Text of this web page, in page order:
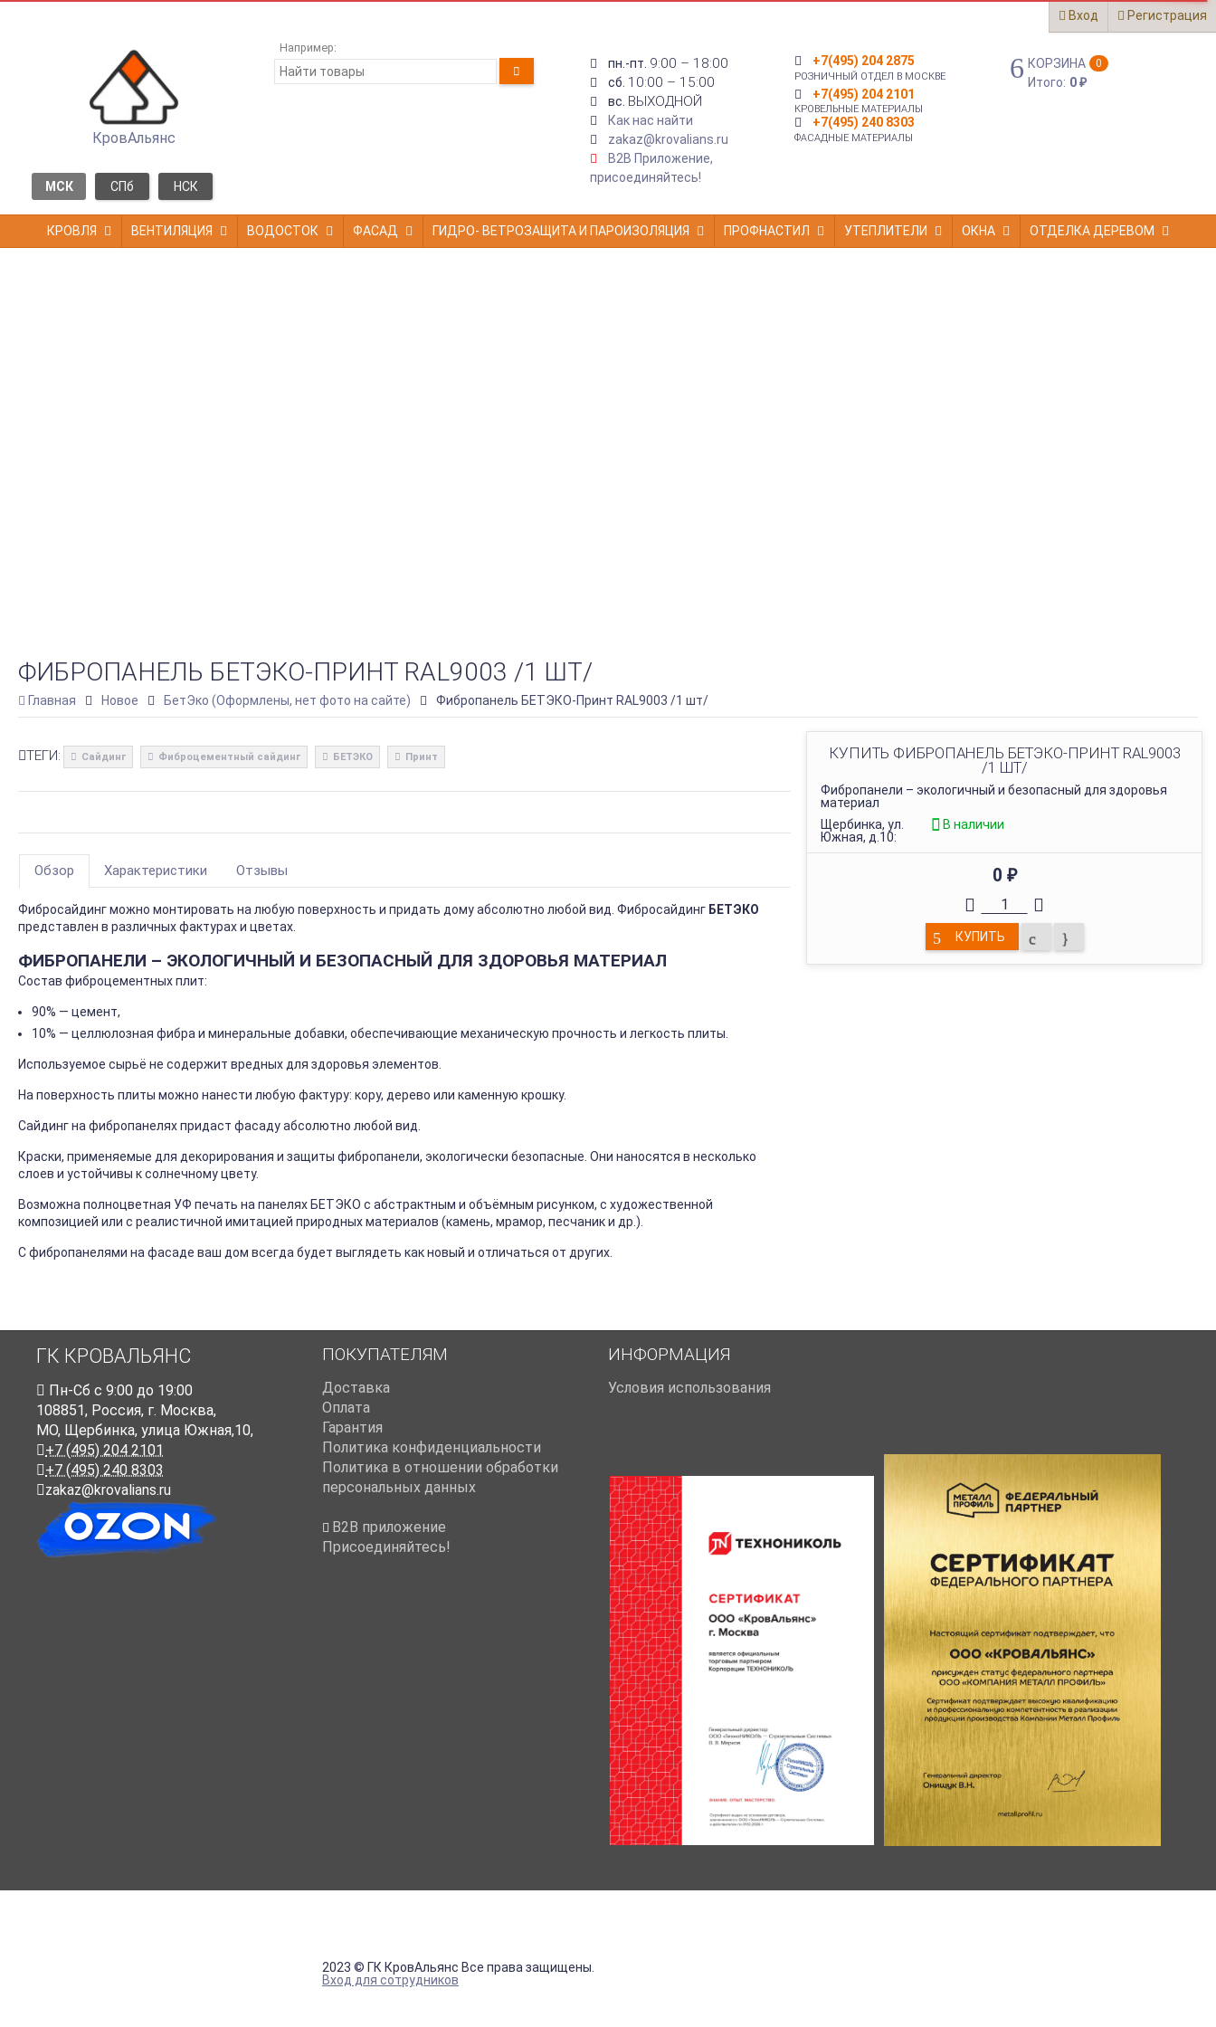
Вход Регистрация
КровАльянс
МСК СПб НСК
Например:
пн.-пт. 9:00 – 18:00
сб. 10:00 – 15:00
вс. ВЫХОДНОЙ
Как нас найти
zakaz@krovalians.ru
B2B Приложение,
присоединяйтесь!
+7(495) 204 2875
РОЗНИЧНЫЙ ОТДЕЛ В МОСКВЕ
+7(495) 204 2101
КРОВЕЛЬНЫЕ МАТЕРИАЛЫ
+7(495) 240 8303
ФАСАДНЫЕ МАТЕРИАЛЫ
КОРЗИНА 0
Итого: 0₽
КРОВЛЯ ВЕНТИЛЯЦИЯ ВОДОСТОК ФАСАД ГИДРО- ВЕТРОЗАЩИТА И ПАРОИЗОЛЯЦИЯ ПРОФНАСТИЛ УТЕПЛИТЕЛИ ОКНА ОТДЕЛКА ДЕРЕВОМ
ФИБРОПАНЕЛЬ БЕТЭКО-ПРИНТ RAL9003 /1 ШТ/
Главная Новое БетЭко (Оформлены, нет фото на сайте) Фибропанель БЕТЭКО-Принт RAL9003 /1 шт/
КУПИТЬ ФИБРОПАНЕЛЬ БЕТЭКО-ПРИНТ RAL9003
/1 ШТ/
Фибропанели – экологичный и безопасный для здоровья
материал
Щербинка, ул.
Южная, д.10:
В наличии
0 ₽
КУПИТЬ
ТЕГИ: Сайдинг Фиброцементный сайдинг БЕТЭКО Принт
Обзор Характеристики Отзывы
Фибросайдинг можно монтировать на любую поверхность и придать дому абсолютно любой вид. Фибросайдинг БЕТЭКО
представлен в различных фактурах и цветах.
ФИБРОПАНЕЛИ – ЭКОЛОГИЧНЫЙ И БЕЗОПАСНЫЙ ДЛЯ ЗДОРОВЬЯ МАТЕРИАЛ
Состав фиброцементных плит:
90% — цемент,
10% — целлюлозная фибра и минеральные добавки, обеспечивающие механическую прочность и легкость плиты.
Используемое сырьё не содержит вредных для здоровья элементов.
На поверхность плиты можно нанести любую фактуру: кору, дерево или каменную крошку.
Сайдинг на фибропанелях придаст фасаду абсолютно любой вид.
Краски, применяемые для декорирования и защиты фибропанели, экологически безопасные. Они наносятся в несколько
слоев и устойчивы к солнечному цвету.
Возможна полноцветная УФ печать на панелях БЕТЭКО с абстрактным и объёмным рисунком, с художественной
композицией или с реалистичной имитацией природных материалов (камень, мрамор, песчаник и др.).
С фибропанелями на фасаде ваш дом всегда будет выглядеть как новый и отличаться от других.
ГК КРОВАЛЬЯНС
Пн-Cб с 9:00 до 19:00
108851, Россия, г. Москва,
МО, Щербинка, улица Южная,10,
+7 (495) 204 2101
+7 (495) 240 8303
zakaz@krovalians.ru
ПОКУПАТЕЛЯМ
Доставка
Оплата
Гарантия
Политика конфиденциальности
Политика в отношении обработки
персональных данных
B2B приложение
Присоединяйтесь!
ИНФОРМАЦИЯ
Условия использования
2023 © ГК КровАльянс Все права защищены.
Вход для сотрудников